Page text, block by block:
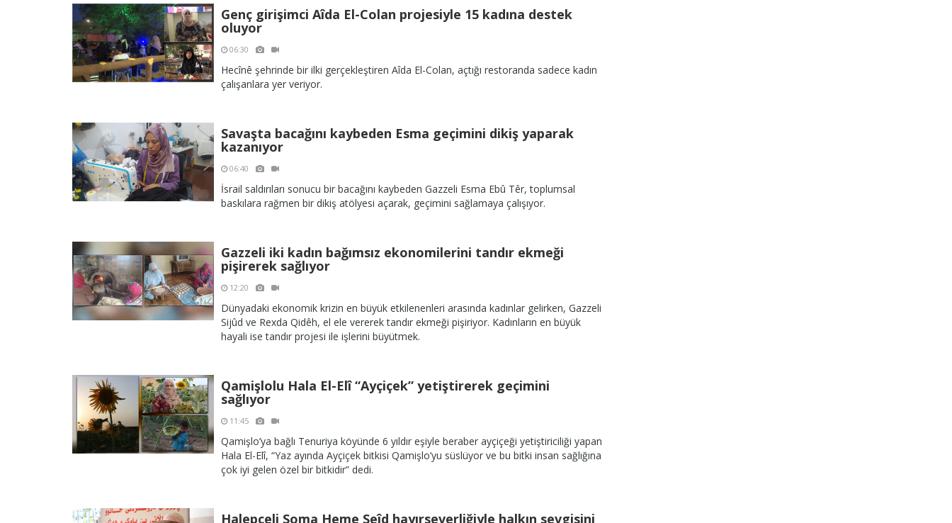
Genç girişimci Aîda El-Colan projesiyle 15 kadına destek
oluyor
06:30
Hecînê şehrinde bir ilki gerçekleştiren Aîda El-Colan, açtığı restoranda sadece kadın
çalışanlara yer veriyor.
Savaşta bacağını kaybeden Esma geçimini dikiş yaparak
kazanıyor
06:40
İsrail saldırıları sonucu bir bacağını kaybeden Gazzeli Esma Ebû Têr, toplumsal
baskılara rağmen bir dikiş atölyesi açarak, geçimini sağlamaya çalışıyor.
Gazzeli iki kadın bağımsız ekonomilerini tandır ekmeği
pişirerek sağlıyor
12:20
Dünyadaki ekonomik krizin en büyük etkilenenleri arasında kadınlar gelirken, Gazzeli
Sijûd ve Rexda Qidêh, el ele vererek tandır ekmeği pişiriyor. Kadınların en büyük
hayali ise tandır projesi ile işlerini büyütmek.
Qamişlolu Hala El-Elî “Ayçiçek” yetiştirerek geçimini
sağlıyor
11:45
Qamişlo’ya bağlı Tenuriya köyünde 6 yıldır eşiyle beraber ayçiçeği yetiştiriciliği yapan
Hala El-Elî, “Yaz ayında Ayçiçek bitkisi Qamişlo’yu süslüyor ve bu bitki insan sağlığına
çok iyi gelen özel bir bitkidir” dedi.
Halepçeli Soma Heme Seîd hayırseverliğiyle halkın sevgisini